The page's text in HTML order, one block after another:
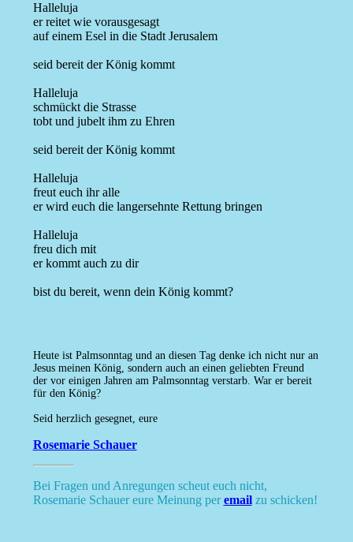
Halleluja
er reitet wie vorausgesagt
auf einem Esel in die Stadt Jerusalem
seid bereit der König kommt
Halleluja
schmückt die Strasse
tobt und jubelt ihm zu Ehren
seid bereit der König kommt
Halleluja
freut euch ihr alle
er wird euch die langersehnte Rettung bringen
Halleluja
freu dich mit
er kommt auch zu dir
bist du bereit, wenn dein König kommt?
Heute ist Palmsonntag und an diesen Tag denke ich nicht nur an
Jesus meinen König, sondern auch an einen geliebten Freund
der vor einigen Jahren am Palmsonntag verstarb. War er bereit
für den König?
Seid herzlich gesegnet, eure
Rosemarie Schauer
Bei Fragen und Anregungen scheut euch nicht,
Rosemarie Schauer eure Meinung peremailzu schicken!